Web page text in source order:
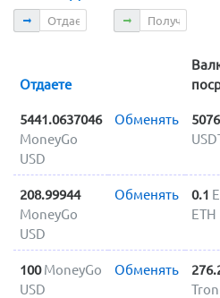
Отдаете Получаете
Отдаете
5441.0637046
MoneyGo
USD
Обменять
208.99944
MoneyGo
USD
Обменять 0.1
ETH
100 MoneyGo
USD
Обменять
Tron